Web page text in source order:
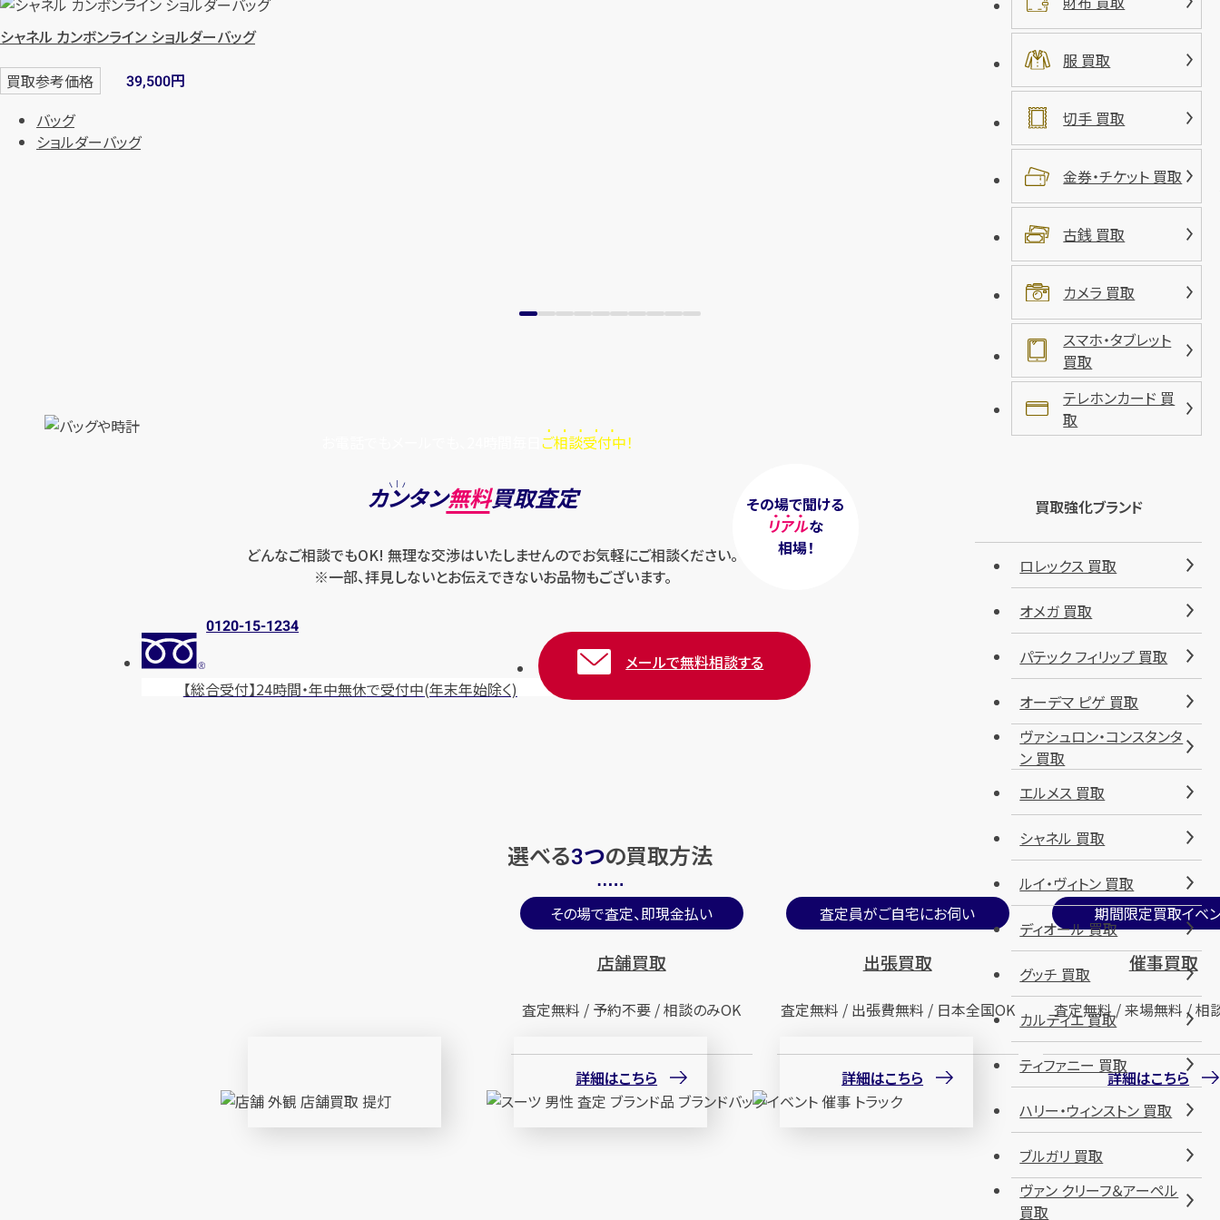
シャネル カンボンライン ショルダーバッグ
買取参考価格 39,500円
バッグ
ショルダーバッグ
ご相談受付中！
その場で聞ける
リアルな
相場！
カンタン無料買取査定
どんなご相談でもOK! 無理な交渉はいたしませんのでお気軽にご相談ください。
※一部、拝見しないとお伝えできないお品物もございます。
0120-15-1234
【総合受付】24時間・年中無休で受付中(年末年始除く)
メールで無料相談する
選べる3つの買取方法
その場で査定、即現金払い
店舗買取
査定無料 / 予約不要 / 相談のみOK
詳細はこちら
査定員がご自宅にお伺い
出張買取
査定無料 / 出張費無料 / 日本全国OK
詳細はこちら
期間限定買取イベ
催事買取
査定無料 / 来場無料 / 相
詳細はこちら
服 買取
切手 買取
金券・チケット 買取
古銭 買取
カメラ 買取
スマホ・タブレット
買取
テレホンカード 買
取
買取強化ブランド
ロレックス 買取
オメガ 買取
パテック フィリップ 買取
オーデマ ピゲ 買取
ヴァシュロン・コンスタンタ
ン 買取
エルメス 買取
シャネル 買取
ルイ・ヴィトン 買取
ディオール 買取
グッチ 買取
カルティエ 買取
ティファニー 買取
ハリー・ウィンストン 買取
ブルガリ 買取
ヴァン クリーフ＆アーペル
買取